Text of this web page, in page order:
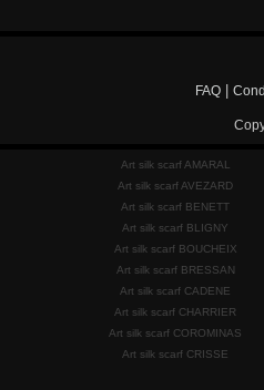
FAQ|
Art silk scarf AMARAL
Art silk scarf AVEZARD
Art silk scarf BENETT
Art silk scarf BLIGNY
Art silk scarf BOUCHEIX
Art silk scarf BRESSAN
Art silk scarf CADENE
Art silk scarf CHARRIER
Art silk scarf COROMINAS
Art silk scarf CRISSE